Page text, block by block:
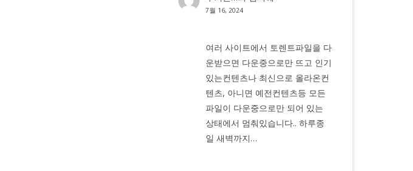
7월 16, 2024
여러 사이트에서 토렌트파일을 다
운받으면 다운중으로만 뜨고 인기
있는컨텐츠나 최신으로 올라온컨
텐츠, 아니면 예전컨텐츠등 모든
파일이 다운중으로만 되어 있는
상태에서 멈춰있습니다.. 하루종
일 새벽까지…